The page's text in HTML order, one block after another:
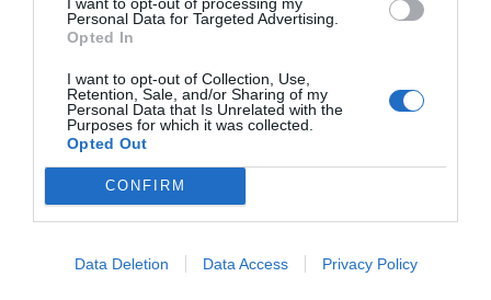
Personal Data for Targeted Advertising.
Opted In
I want to opt-out of Collection, Use,
Retention, Sale, and/or Sharing of my
Personal Data that Is Unrelated with the
Purposes for which it was collected.
Opted Out
CONFIRM
Data Deletion Data Access Privacy Policy
Hasta el lugar se ha movilizado el grupo especial de